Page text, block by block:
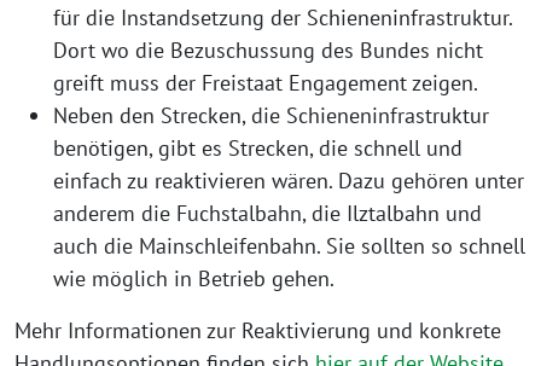
für die Instandsetzung der Schieneninfrastruktur.
Dort wo die Bezuschussung des Bundes nicht
greift muss der Freistaat Engagement zeigen.
Neben den Strecken, die Schieneninfrastruktur
benötigen, gibt es Strecken, die schnell und
einfach zu reaktivieren wären. Dazu gehören unter
anderem die Fuchstalbahn, die Ilztalbahn und
auch die Mainschleifenbahn. Sie sollten so schnell
wie möglich in Betrieb gehen.
Mehr Informationen zur Reaktivierung und konkrete